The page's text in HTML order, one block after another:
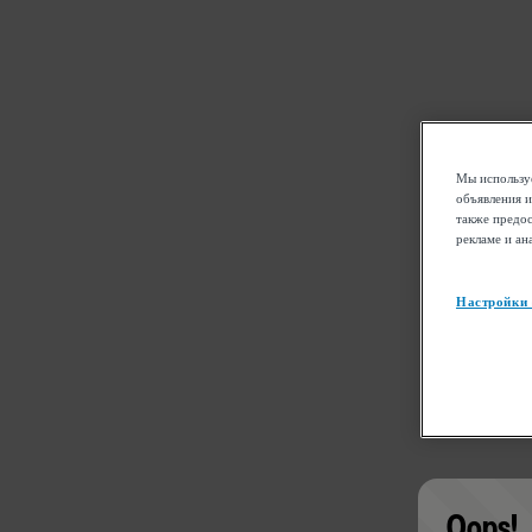
Мы
объявления
также
рекламе и